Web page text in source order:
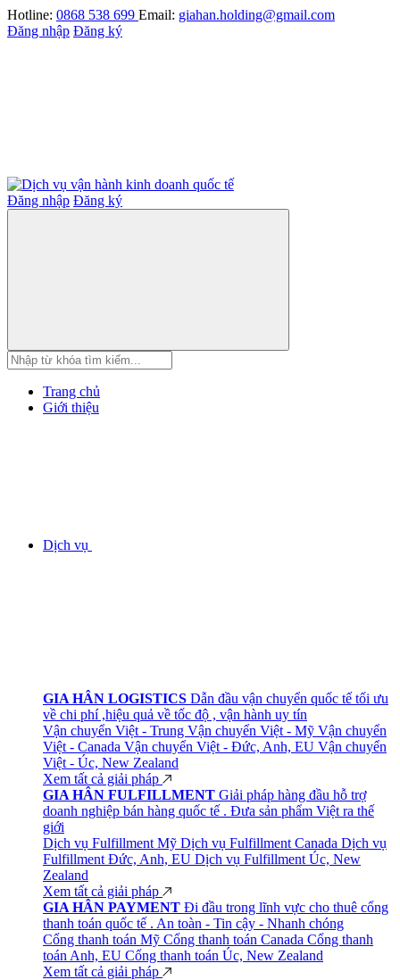
Hotline: 0868 538 699 Email: giahan.holding@gmail.com
Đăng nhập Đăng ký
Đăng nhập Đăng ký
Trang chủ
Giới thiệu
Dịch vụ
GIA HÂN LOGISTICS Dẫn đầu vận chuyển quốc tế tối ưu
về chi phí ,hiệu quả về tốc độ , vận hành uy tín
Vận chuyển Việt - Trung Vận chuyển Việt - Mỹ Vận chuyển
Việt - Canada Vận chuyển Việt - Đức, Anh, EU Vận chuyển
Việt - Úc, New Zealand
Xem tất cả giải pháp
GIA HÂN FULFILLMENT Giải pháp hàng đầu hỗ trợ
doanh nghiệp bán hàng quốc tế . Đưa sản phẩm Việt ra thế
giới
Dịch vụ Fulfillment Mỹ Dịch vụ Fulfillment Canada Dịch vụ
Fulfillment Đức, Anh, EU Dịch vụ Fulfillment Úc, New
Zealand
Xem tất cả giải pháp
GIA HÂN PAYMENT Đi đầu trong lĩnh vực cho thuê cổng
thanh toán quốc tế . An toàn - Tin cậy - Nhanh chóng
Cổng thanh toán Mỹ Cổng thanh toán Canada Cổng thanh
toán Anh, EU Cổng thanh toán Úc, New Zealand
Xem tất cả giải pháp